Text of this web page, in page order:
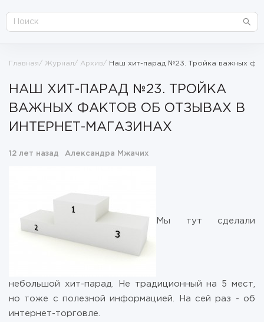
Главная Журнал Архив Наш хит-парад №23. Тройка важных
НАШ ХИТ-ПАРАД №23. ТРОЙКА
ВАЖНЫХ ФАКТОВ ОБ ОТЗЫВАХ В
ИНТЕРНЕТ-МАГАЗИНАХ
12 лет назад Александра Мжачих
Мы тут сделали
небольшой хит-парад. Не традиционный на 5 мест,
но тоже с полезной информацией. На сей раз - об
интернет-торговле.